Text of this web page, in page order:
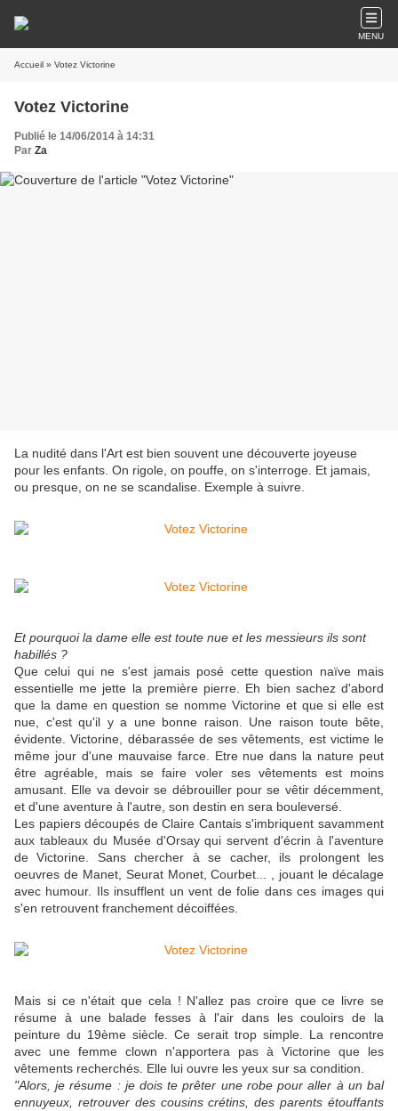
MENU
Accueil » Votez Victorine
Votez Victorine
Publié le 14/06/2014 à 14:31
Par Za
La nudité dans l'Art est bien souvent une découverte joyeuse
pour les enfants. On rigole, on pouffe, on s'interroge. Et jamais,
ou presque, on ne se scandalise. Exemple à suivre.
Et pourquoi la dame elle est toute nue et les messieurs ils sont
habillés ?
Que celui qui ne s'est jamais posé cette question naïve mais
essentielle me jette la première pierre. Eh bien sachez d'abord
que la dame en question se nomme Victorine et que si elle est
nue, c'est qu'il y a une bonne raison. Une raison toute bête,
évidente. Victorine, débarassée de ses vêtements, est victime le
même jour d'une mauvaise farce. Etre nue dans la nature peut
être agréable, mais se faire voler ses vêtements est moins
amusant. Elle va devoir se débrouiller pour se vêtir décemment,
et d'une aventure à l'autre, son destin en sera bouleversé.
Les papiers découpés de Claire Cantais s'imbriquent savamment
aux tableaux du Musée d'Orsay qui servent d'écrin à l'aventure
de Victorine. Sans chercher à se cacher, ils prolongent les
oeuvres de Manet, Seurat Monet, Courbet... , jouant le décalage
avec humour. Ils insufflent un vent de folie dans ces images qui
s'en retrouvent franchement décoiffées.
Mais si ce n'était que cela ! N'allez pas croire que ce livre se
résume à une balade fesses à l'air dans les couloirs de la
peinture du 19ème siècle. Ce serait trop simple. La rencontre
avec une femme clown n'apportera pas à Victorine que les
vêtements recherchés. Elle lui ouvre les yeux sur sa condition.
"Alors, je résume : je dois te prêter une robe pour aller à un bal
ennuyeux, retrouver des cousins crétins, des parents étouffants